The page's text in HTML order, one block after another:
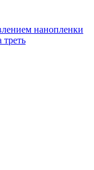
нанопленки
треть